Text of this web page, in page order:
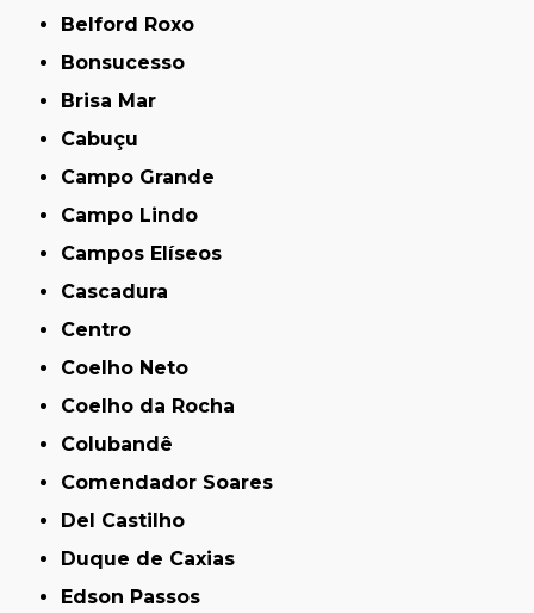
Belford Roxo
Bonsucesso
Brisa Mar
Cabuçu
Campo Grande
Campo Lindo
Campos Elíseos
Cascadura
Centro
Coelho Neto
Coelho da Rocha
Colubandê
Comendador Soares
Del Castilho
Duque de Caxias
Edson Passos